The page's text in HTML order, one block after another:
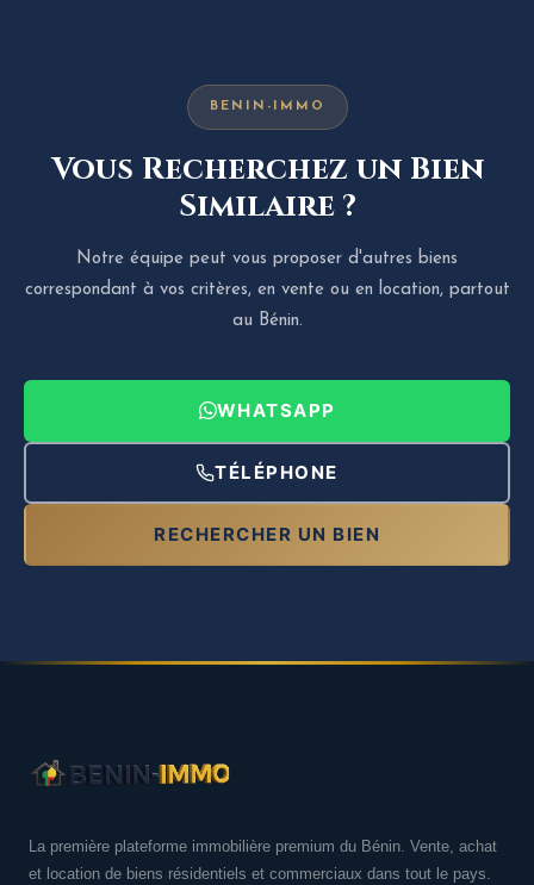
BENIN-IMMO
Vous Recherchez un Bien
Similaire ?
Notre équipe peut vous proposer d'autres biens
correspondant à vos critères, en vente ou en location, partout
au Bénin.
WHATSAPP
TÉLÉPHONE
RECHERCHER UN BIEN
La première plateforme immobilière premium du Bénin. Vente, achat
et location de biens résidentiels et commerciaux dans tout le pays.